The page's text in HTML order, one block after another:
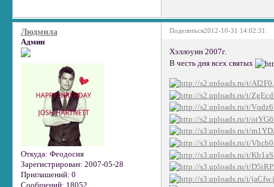
Поделиться2012-10-31 14:02:31
Людмила
Админ
Откуда: Феодосия
Зарегистрирован: 2007-05-28
Приглашений: 0
Хэллоуин 2007г.
В честь дня всех святых